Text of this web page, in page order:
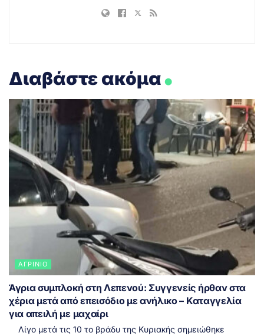
Διαβάστε ακόμα.
ΑΓΡΊΝΙΟ
Άγρια συμπλοκή στη Λεπενού: Συγγενείς ήρθαν στα
χέρια μετά από επεισόδιο με ανήλικο – Καταγγελία
για απειλή με μαχαίρι
Λίγο μετά τις 10 το βράδυ της Κυριακής σημειώθηκε